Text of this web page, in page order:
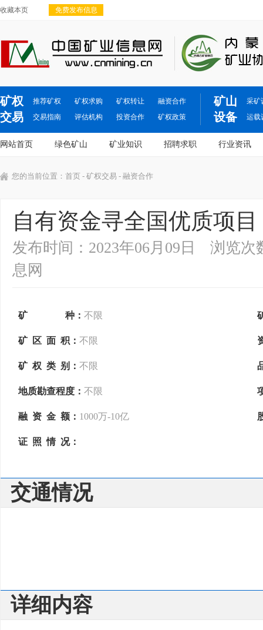
收藏本页 免费发布信息
矿权
交易
推荐矿权 矿权求购 矿权转让
融资合作
交易指南
评估机构 投资合作 矿权政策
矿山
设备
采矿
运载
网站首页 绿色矿山 矿业知识 招聘求职 行业资讯
您的当前位置： 首页 - 矿权交易 - 融资合作
自有资金寻全国优质项目
发布时间：2023年06月09日
浏览次
息网
矿 种： 不限
矿 区 面 积： 不限
矿 权 类 别： 不限
地质勘查程度： 不限
融 资 金 额： 1000万-10亿
证 照 情 况：
交通情况
详细内容